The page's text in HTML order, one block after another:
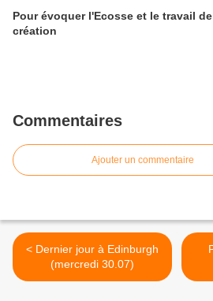
Pour évoquer l'Ecosse et le travail de
création
Commentaires
Ajouter un commentaire
< Dernier jour à Edinburgh
(mercredi 30.07)